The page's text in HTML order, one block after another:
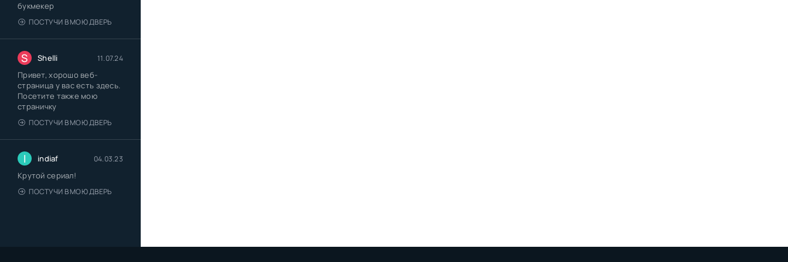
букмекер
ПОСТУЧИ В МОЮ ДВЕРЬ
S Shelli 11.07.24
Привет, хорошо веб-
страница у вас есть здесь.
Посетите также мою
страничку
ПОСТУЧИ В МОЮ ДВЕРЬ
I indiaf 04.03.23
Крутой сериал!
ПОСТУЧИ В МОЮ ДВЕРЬ